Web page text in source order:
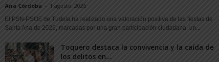
Ana Córdoba - 1 agosto, 2026
El PSN-PSOE de Tudela ha realizado una valoración positiva de las fiestas de
Santa Ana de 2026, marcadas por una gran participación ciudadana, un...
Toquero destaca la convivencia y la caída de
los delitos en...